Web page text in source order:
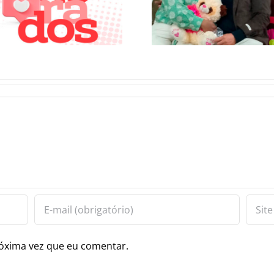
ADVERSIDADES E
ENCONTRANDO A
FÉ
PÚBLICO
TERMINAL
ÔNIBUS
vez que eu comentar.